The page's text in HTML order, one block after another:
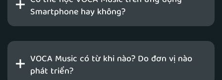
Smartphone hay không?
VOCA Music có từ khi nào? Do đơn vị nào
phát triển?